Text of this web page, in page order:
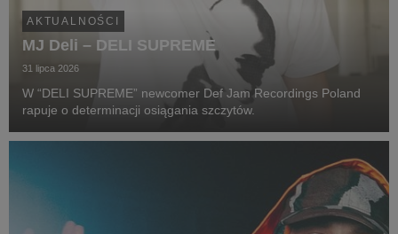
AKTUALNOŚCI
MJ Deli – DELI SUPREME
31 lipca 2026
W “DELI SUPREME” newcomer Def Jam Recordings Poland
rapuje o determinacji osiągania szczytów.